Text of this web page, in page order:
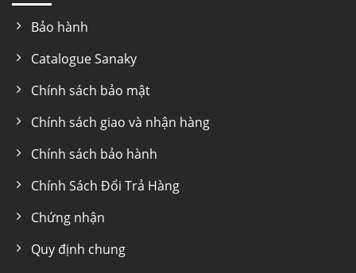
Đảm bảo thực phẩm được bảo quản trong điều kiện
Giỏ đựng đồ Tủ đông nắp kính Sanaky VH-
4899K tiện lợi tách biệt có thể bỏ ra khi không
Bảo hành
Catalogue Sanaky
Chính sách bảo mật
Chính sách giao và nhận hàng
Chính sách bảo hành
Chính Sách Đổi Trả Hàng
Chứng nhận
Quy định chung